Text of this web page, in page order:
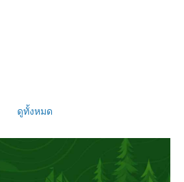
ดูทั้งหมด